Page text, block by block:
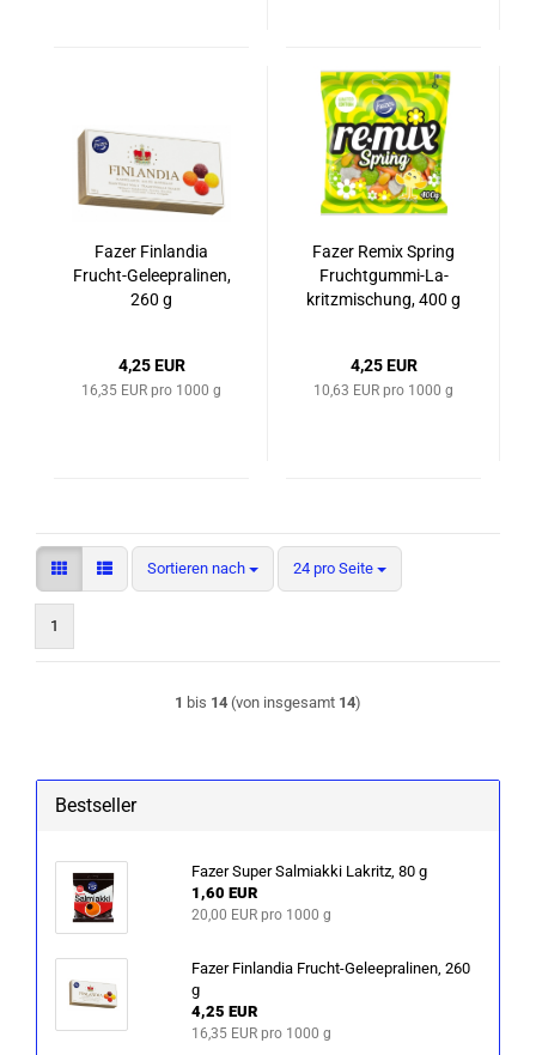
Fazer Fin­lan­dia
Frucht-​​Ge­lee­pra­li­nen,
260 g
4,25 EUR
16,35 EUR pro 1000 g
Fazer Remix Spring
Fruchtgummi-​​La­
kritz­mi­schung, 400 g
4,25 EUR
10,63 EUR pro 1000 g
Sortieren nach
Sortieren nach 24 pro Seite
pro Seite
1
1 bis 14 (von insgesamt 14)
Bestseller
Fazer Super Sal­mi­ak­ki La­kritz, 80 g
1,60 EUR
20,00 EUR pro 1000 g
Fazer Fin­lan­dia Frucht-​Geleepralinen, 260
g
4,25 EUR
16,35 EUR pro 1000 g